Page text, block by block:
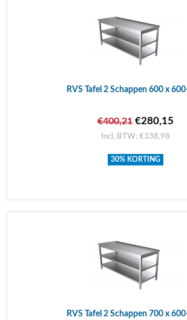
RVS Tafel 2 Schappen 600 x
€400,21 €280,15
Incl. BTW: €338,98
30% KORTING
RVS Tafel 2 Schappen 700 x